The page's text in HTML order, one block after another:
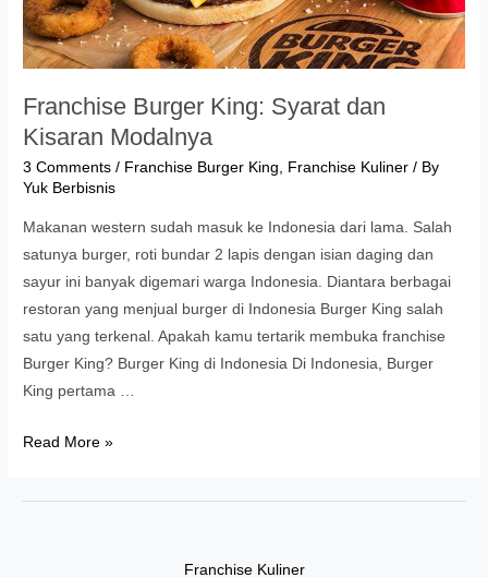
Franchise Burger King: Syarat dan
Kisaran Modalnya
3 Comments / Franchise Burger King, Franchise Kuliner / By
Yuk Berbisnis
Makanan western sudah masuk ke Indonesia dari lama. Salah
satunya burger, roti bundar 2 lapis dengan isian daging dan
sayur ini banyak digemari warga Indonesia. Diantara berbagai
restoran yang menjual burger di Indonesia Burger King salah
satu yang terkenal. Apakah kamu tertarik membuka franchise
Burger King? Burger King di Indonesia Di Indonesia, Burger
King pertama …
Franchise
Read More »
Franchise Kuliner